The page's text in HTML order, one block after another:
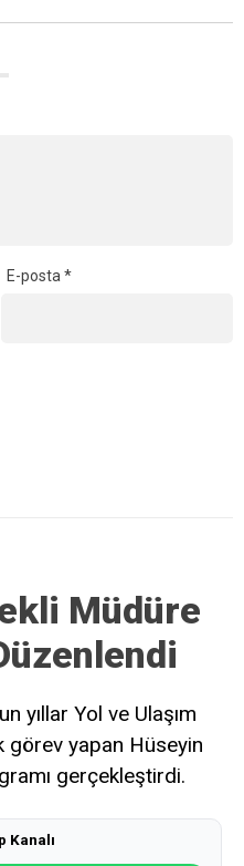
E-posta*
Müdüre
yıllar Yol ve Ulaşım
yapan Hüseyin
gerçekleştirdi.
Kanalı